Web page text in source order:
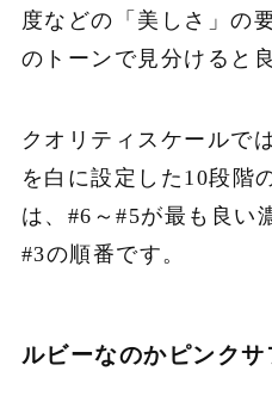
度などの「美しさ」の
のトーンで見分けると
クオリティスケールで
を白に設定した10段階
は、#6～#5が最も良い
#3の順番です。
ルビーなのかピンクサ